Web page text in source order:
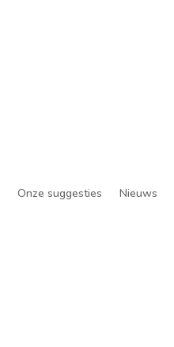
Onze suggesties Nieuws